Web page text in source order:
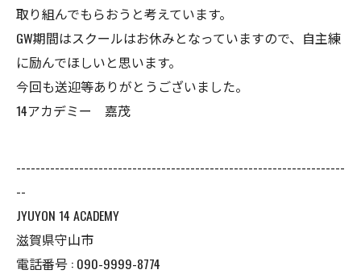
取り組んでもらおうと考えています。
GW期間はスクールはお休みとなっていますので、自主練
に励んでほしいと思います。
今回も送迎等ありがとうございました。
14アカデミー 嘉茂
--------------------------------------------------------------------
--
JYUYON 14 ACADEMY
滋賀県守山市
電話番号 : 090-9999-8774